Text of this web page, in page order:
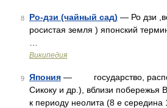
8 Ро-дзи (чайный сад) — Ро дзи
росистая земля ) японский
Википедия
9 Япония — государство,
Сикоку и др.), вблизи побережья
к периоду неолита (8 е середина